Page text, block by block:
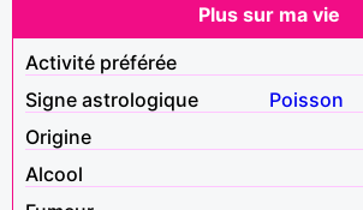
Plus sur ma vie
Activité préférée
Signe astrologique
Poisson
Origine
Alcool